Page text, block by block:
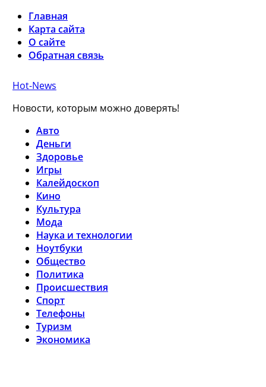
Главная
Карта сайта
О сайте
Обратная связь
Hot-News
Новости, которым можно доверять!
Авто
Деньги
Здоровье
Игры
Калейдоскоп
Кино
Культура
Мода
Наука и технологии
Ноутбуки
Общество
Политика
Происшествия
Спорт
Телефоны
Туризм
Экономика